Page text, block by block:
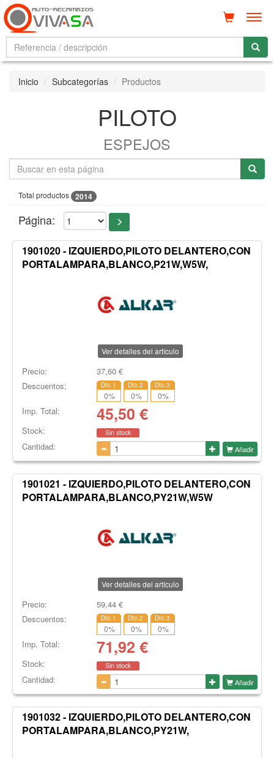
Inicio Subcategorías Productos
PILOTO
ESPEJOS
Total productos 2014
Página:
1901020 - IZQUIERDO,PILOTO DELANTERO,CON
PORTALAMPARA,BLANCO,P21W,W5W,
Ver detalles del artículo
Precio: 37,60€
Descuentos:
Dto.1
0%
Dto.2
0%
Dto.3
0%
Imp. Total: 45,50 €
Stock: Sin stock
Cantidad: Añadir
1901021 - IZQUIERDO,PILOTO DELANTERO,CON
PORTALAMPARA,BLANCO,PY21W,W5W
Ver detalles del artículo
Precio: 59,44€
Descuentos:
Dto.1
0%
Dto.2
0%
Dto.3
0%
Imp. Total: 71,92 €
Stock: Sin stock
Cantidad: Añadir
1901032 - IZQUIERDO,PILOTO DELANTERO,CON
PORTALAMPARA,BLANCO,PY21W,